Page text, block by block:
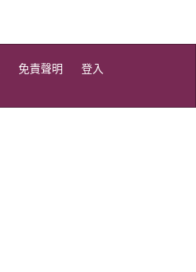
免責聲明 登入